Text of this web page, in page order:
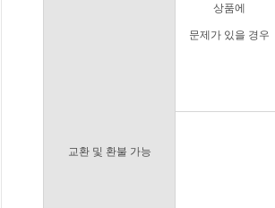
교환 및 환불 가능
상품에
문제가 있을 경우